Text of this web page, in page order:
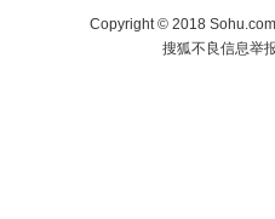
Copyright ©2018
搜狐不良信息举